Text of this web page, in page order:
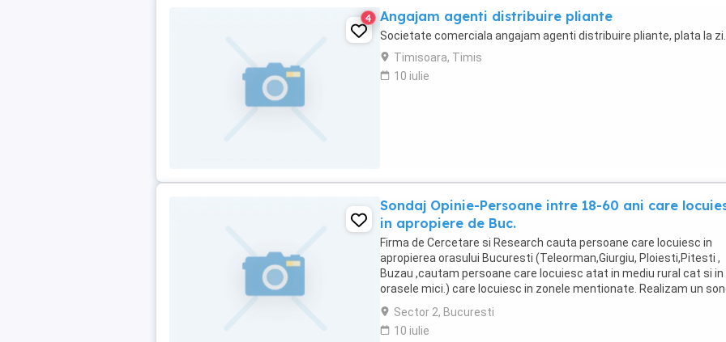
4 Angajam agenti distribuire pliante
Societate comerciala angajam agenti distribuire pliante, plata la zi.
Timisoara, Timis
10 iulie
Sondaj Opinie-Persoane intre 18-60 ani care
in apropiere de Buc.
Firma de Cercetare si Research cauta persoane care locuiesc in
apropierea orasului Bucuresti (Teleorman,Giurgiu, Ploiesti,Pitesti ,
Buzau ,cautam persoane care locuiesc atat in mediu rural cat si in
orasele mici.) care locuiesc in zonele mentionate. Realizam un
de opinie pe teme politice ...
Sector 2, Bucuresti
10 iulie